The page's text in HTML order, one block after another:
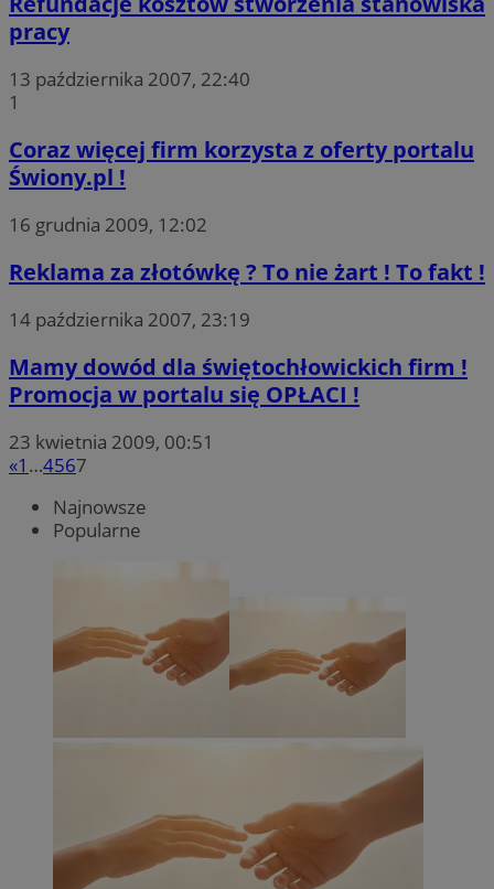
pracy
13 października 2007, 22:40
1
Coraz więcej firm korzysta z oferty portalu
Świony.pl !
16 grudnia 2009, 12:02
Reklama za złotówkę ? To nie żart ! To fakt !
14 października 2007, 23:19
Mamy dowód dla świętochłowickich firm !
Promocja w portalu się OPŁACI !
23 kwietnia 2009, 00:51
«1 …4567
Najnowsze
Popularne